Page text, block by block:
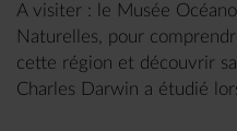
A visiter : le Musée
Naturelles, pour
cette région et découvrir
Charles Darwin a étudié